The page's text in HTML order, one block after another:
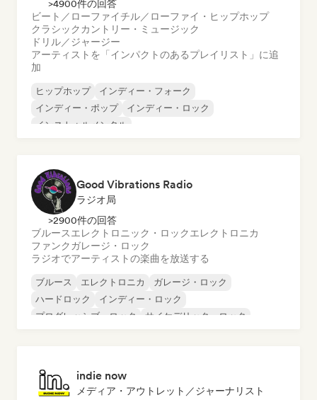
>4900件の回答
ビート／ローファイチル／ローファイ・ヒップホップ
クラシック カントリー・ミュージック
ドリル／ジャージー
アーティストを「インパクトのあるプレイリスト」に追
加
ヒップホップ
インディー・フォーク
インディー・ポップ
インディー・ロック
インストゥルメンタル
Good Vibrations Radio
ラジオ局
>2900件の回答
ブルースエレクトロニック・ロックエレクトロニカ
ファンクガレージ・ロック
ラジオでアーティストの楽曲を放送する
ブルース エレクトロニカ
ガレージ・ロック
ハードロック
インディー・ロック
プログレッシブ・ロック
サイケデリック・ロック
indie now
メディア・アウトレット／ジャーナリスト